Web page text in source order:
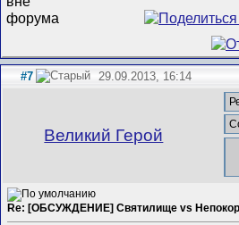
#7 29.09.2013, 16:14
Великий Герой
Re: [ОБСУЖДЕНИЕ] Святилище vs